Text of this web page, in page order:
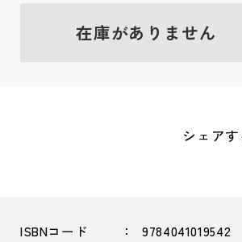
在庫がありません
シェアす
ISBNコード
9784041019542